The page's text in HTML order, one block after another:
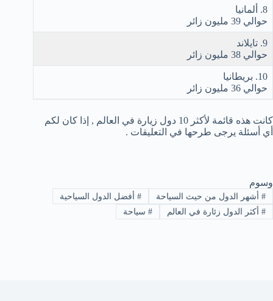
8. ألمانيا
حوالي 39 مليون زائر
9. تايلاند
حوالي 38 مليون زائر
10. بريطانيا
حوالي 36 مليون زائر
كانت هذه قائمة لأكثر 10 دول زيارة في العالم , إذا كان لكم
أي أسئلة يرجى طرحها في التعليقات .
وسوم
#أشهر الدول من حيث السياحة #أفضل الدول السياحية
#أكثر الدول زئارة في العالم #سياحة